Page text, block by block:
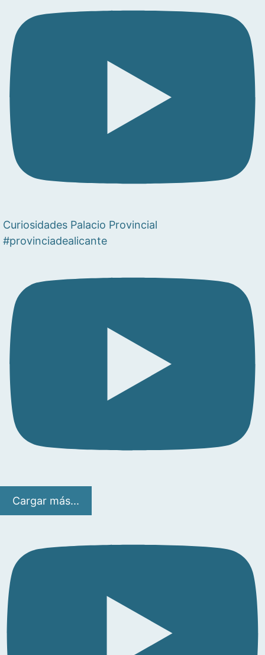
Curiosidades Palacio Provincial
#provinciadealicante
Cargar más...